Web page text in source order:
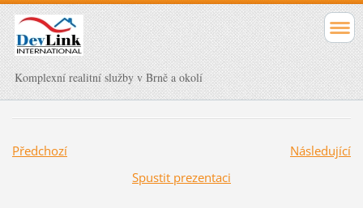
Komplexní realitní služby v Brně a okolí
Předchozí
Následující
Spustit prezentaci